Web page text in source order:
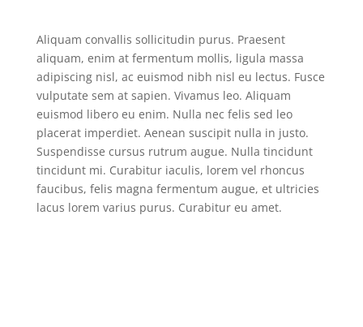
Aliquam convallis sollicitudin purus. Praesent
aliquam, enim at fermentum mollis, ligula massa
adipiscing nisl, ac euismod nibh nisl eu lectus. Fusce
vulputate sem at sapien. Vivamus leo. Aliquam
euismod libero eu enim. Nulla nec felis sed leo
placerat imperdiet. Aenean suscipit nulla in justo.
Suspendisse cursus rutrum augue. Nulla tincidunt
tincidunt mi. Curabitur iaculis, lorem vel rhoncus
faucibus, felis magna fermentum augue, et ultricies
lacus lorem varius purus. Curabitur eu amet.